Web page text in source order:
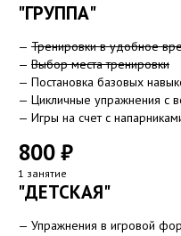
"ГРУППА"
— Тренировки в удобное
— Выбор места тренировки
— Постановка базовых
— Цикличные упражнения с
— Игры на счет с
800 ₽
1 занятие
"ДЕТСКАЯ"
— Упражнения в игровой